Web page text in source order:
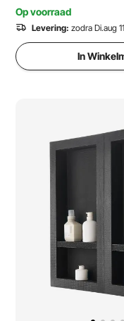
Op voorraad
Levering: zodra Di.aug 11
In